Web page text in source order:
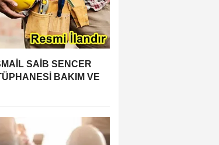
SAİB SENCER
BAKIM VE